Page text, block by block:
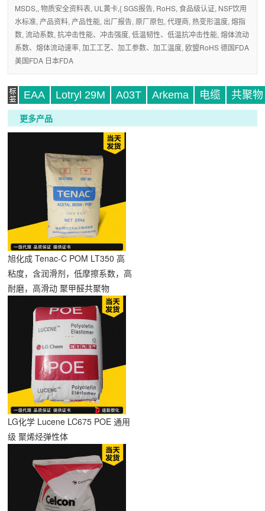
MSDS,, 物质安全资料表, UL黄卡,{ SGS报告, RoHS, 食品级认证, NSF饮用
水标准, 产品资料, 产品性能, 出厂报告, 原厂原包, 代理商, 热变形温度, 熔指
数, 流动系数, 抗冲击性能、冲击强度, 低温韧性、低温抗冲击性能, 熔体流动
系数、熔体流动速率, 加工工艺、加工参数、加工温度, 欧盟RoHS 德国FDA
美国FDA 日本FDA
签
EAA Lotryl 29M A03T Arkema 电缆
共聚物
更多产品
旭化成 Tenac-C POM LT350 高
粘度，含润滑剂，低摩擦系数，高
耐磨，高滑动 聚甲醛共聚物
LG化学 Lucene LC675 POE 通用
级 聚烯烃弹性体